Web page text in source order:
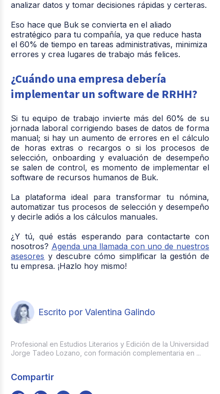
analizar datos y tomar decisiones rápidas y certeras.
Eso hace que Buk se convierta en el aliado
estratégico para tu compañía, ya que reduce hasta
el 60% de tiempo en tareas administrativas, minimiza
errores y crea lugares de trabajo más felices.
¿Cuándo una empresa debería
implementar un software de RRHH?
Si tu equipo de trabajo invierte más del 60% de su
jornada laboral corrigiendo bases de datos de forma
manual; si hay un aumento de errores en el cálculo
de horas extras o recargos o si los procesos de
selección, onboarding y evaluación de desempeño
se salen de control, es momento de implementar el
software de recursos humanos de Buk.
La plataforma ideal para transformar tu nómina,
automatizar tus procesos de selección y desempeño
y decirle adiós a los cálculos manuales.
¿Y tú, qué estás esperando para contactarte con
nosotros? Agenda una llamada con uno de nuestros
asesores y descubre cómo simplificar la gestión de
tu empresa. ¡Hazlo hoy mismo!
Escrito por Valentina Galindo
Profesional en Estudios Literarios y Edición de la Universidad
Jorge Tadeo Lozano, con formación complementaria en ...
Compartir